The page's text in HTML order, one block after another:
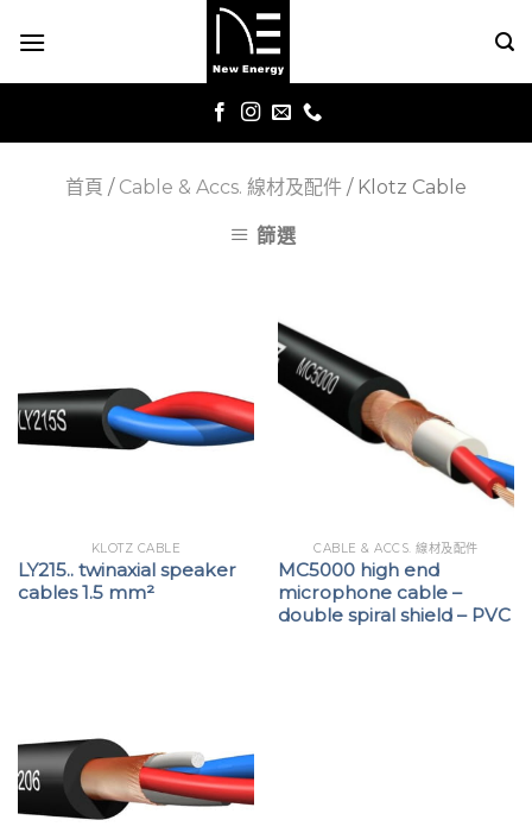
首頁 / Cable & Accs. 線材及配件 / Klotz Cable
篩選
KLOTZ CABLE
LY215.. twinaxial speaker
cables 1.5 mm²
CABLE & ACCS. 線材及配件
MC5000 high end
microphone cable –
double spiral shield – PVC